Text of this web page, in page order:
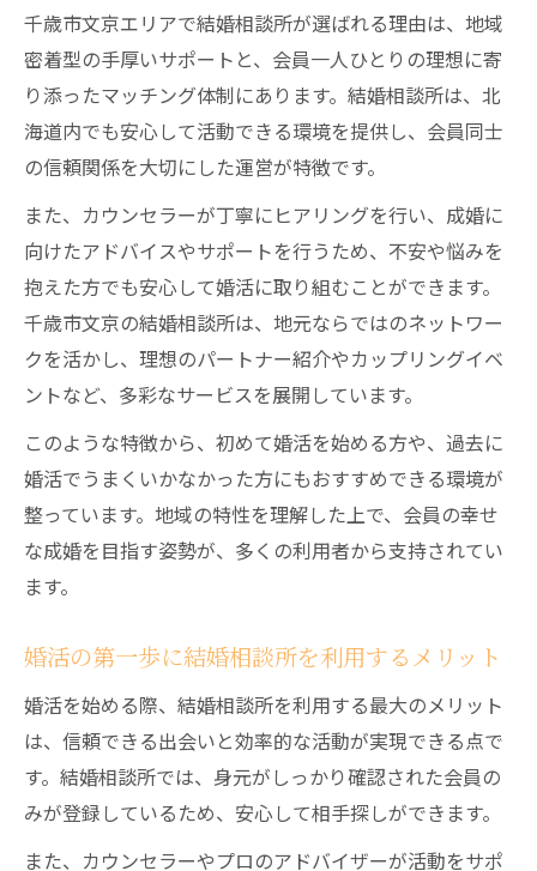
結婚相談所を選ぶ際に重視すべきポイント
千歳市で理想の結婚相談所に出会うために
結婚相談所のカウンセラー選びのコツと注
意点
希望条件に合う結婚相談所の探し方ガイド
口コミや評判を活かした結婚相談所の比較
方法
結婚相談所によるカップリング成功の秘訣とは
結婚相談所で成功カップリングを実現する
方法
相性診断を活用した結婚相談所でのマッチ
ング
結婚相談所で人気を集める人の共通点を分
析
カウンセラーに相談しながらカップリング
自分らしさを大切にする結婚相談所での婚
活術
婚活を有利に進める千歳市文京のサポート活用
法
結婚相談所のサポート体制を上手に活用す
る方法
千歳市文京エリアで結婚相談所が選ばれる理由は、地域
密着型の手厚いサポートと、会員一人ひとりの理想に寄
り添ったマッチング体制にあります。結婚相談所は、北
海道内でも安心して活動できる環境を提供し、会員同士
の信頼関係を大切にした運営が特徴です。
また、カウンセラーが丁寧にヒアリングを行い、成婚に
向けたアドバイスやサポートを行うため、不安や悩みを
抱えた方でも安心して婚活に取り組むことができます。
千歳市文京の結婚相談所は、地元ならではのネットワー
クを活かし、理想のパートナー紹介やカップリングイベ
ントなど、多彩なサービスを展開しています。
このような特徴から、初めて婚活を始める方や、過去に
婚活でうまくいかなかった方にもおすすめできる環境が
整っています。地域の特性を理解した上で、会員の幸せ
な成婚を目指す姿勢が、多くの利用者から支持されてい
ます。
婚活の第一歩に結婚相談所を利用するメリット
婚活を始める際、結婚相談所を利用する最大のメリット
は、信頼できる出会いと効率的な活動が実現できる点で
す。結婚相談所では、身元がしっかり確認された会員の
みが登録しているため、安心して相手探しができます。
また、カウンセラーやプロのアドバイザーが活動をサポ